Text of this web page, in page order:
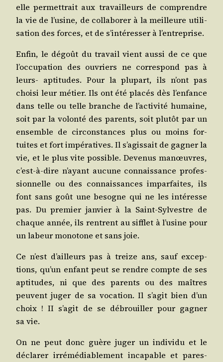
elle per­met­trait aux tra­vailleurs de com­prendre
la vie de l’usine, de col­la­bo­rer à la meilleure uti­li­
sa­tion des forces, et de s’intéresser à l’entreprise.
Enfin, le dégoût du tra­vail vient aus­si de ce que
l’occupation des ouvriers ne cor­res­pond pas à
leurs- apti­tudes. Pour la plu­part, ils n’ont pas
choi­si leur métier. Ils ont été pla­cés dès l’enfance
dans telle ou telle branche de l’activité humaine,
soit par la volon­té des parents, soit plu­tôt par un
ensemble de cir­cons­tances plus ou moins for­
tuites et fort impé­ra­tives. Il s’agissait de gagner la
vie, et le plus vite pos­sible. Deve­nus manœuvres,
c’est-à-dire n’ayant aucune connais­sance pro­fes­
sion­nelle ou des connais­sances impar­faites, ils
font sans goût une besogne qui ne les inté­resse
pas. Du pre­mier jan­vier à la Saint-Syl­vestre de
chaque année, ils rentrent au sif­flet à l’usine pour
un labeur mono­tone et sans joie.
Ce n’est d’ailleurs pas à treize ans, sauf excep­
tions, qu’un enfant peut se rendre compte de ses
apti­tudes, ni que des parents ou des maîtres
peuvent juger de sa voca­tion. Il s’agit bien d’un
choix ! II s’agit de se débrouiller pour gagner
sa vie.
On ne peut donc guère juger un indi­vi­du et le
décla­rer irré­mé­dia­ble­ment inca­pable et pares­